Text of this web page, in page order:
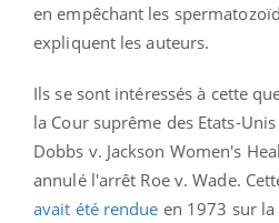
en empêchant les
expliquent les auteurs.
Ils se sont intéressés à cette
la Cour suprême des Etats-
Dobbs v. Jackson Women's
annulé l'arrêt Roe v. Wade.
avait été rendue en 1973 sur